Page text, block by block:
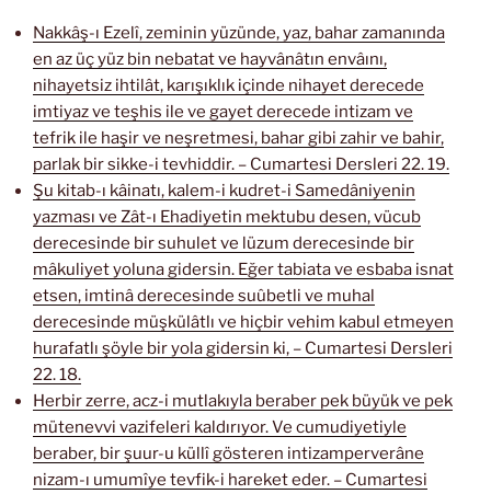
Nakkâş-ı Ezelî, zeminin yüzünde, yaz, bahar zamanında
en az üç yüz bin nebatat ve hayvânâtın envâını,
nihayetsiz ihtilât, karışıklık içinde nihayet derecede
imtiyaz ve teşhis ile ve gayet derecede intizam ve
tefrik ile haşir ve neşretmesi, bahar gibi zahir ve bahir,
parlak bir sikke-i tevhiddir. – Cumartesi Dersleri 22. 19.
Şu kitab-ı kâinatı, kalem-i kudret-i Samedâniyenin
yazması ve Zât-ı Ehadiyetin mektubu desen, vücub
derecesinde bir suhulet ve lüzum derecesinde bir
mâkuliyet yoluna gidersin. Eğer tabiata ve esbaba isnat
etsen, imtinâ derecesinde suûbetli ve muhal
derecesinde müşkülâtlı ve hiçbir vehim kabul etmeyen
hurafatlı şöyle bir yola gidersin ki, – Cumartesi Dersleri
22. 18.
Herbir zerre, acz-i mutlakıyla beraber pek büyük ve pek
mütenevvi vazifeleri kaldırıyor. Ve cumudiyetiyle
beraber, bir şuur-u küllî gösteren intizamperverâne
nizam-ı umumîye tevfik-i hareket eder. – Cumartesi